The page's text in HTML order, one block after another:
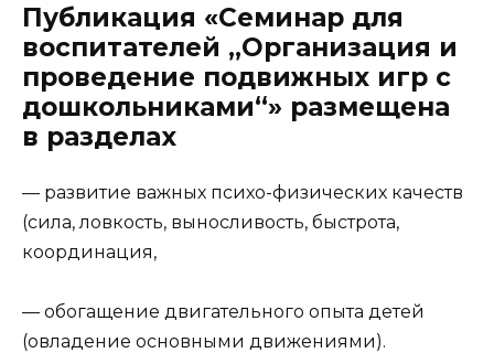
Публикация «Семинар для
воспитателей „Организация и
проведение подвижных игр с
дошкольниками“» размещена
в разделах
— развитие важных психо-физических качеств
(сила, ловкость, выносливость, быстрота,
координация,
— обогащение двигательного опыта детей
(овладение основными движениями).